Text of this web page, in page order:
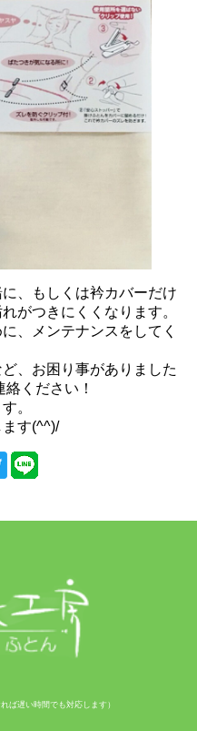
、もしくは衿カバーだけ
がつきにくくなります。
、メンテナンスをしてく
、お困り事がありました
ください！
。
す(^^)/
ば遅い時間でも対応します）